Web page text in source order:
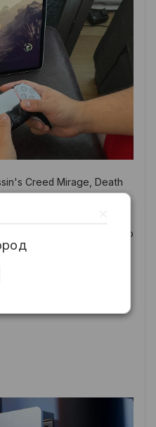
Creed Mirage, Death
максимальных
кадров.
но проблема в том, что
игр для iPad
тайтлы, что Apple
и сегодня,